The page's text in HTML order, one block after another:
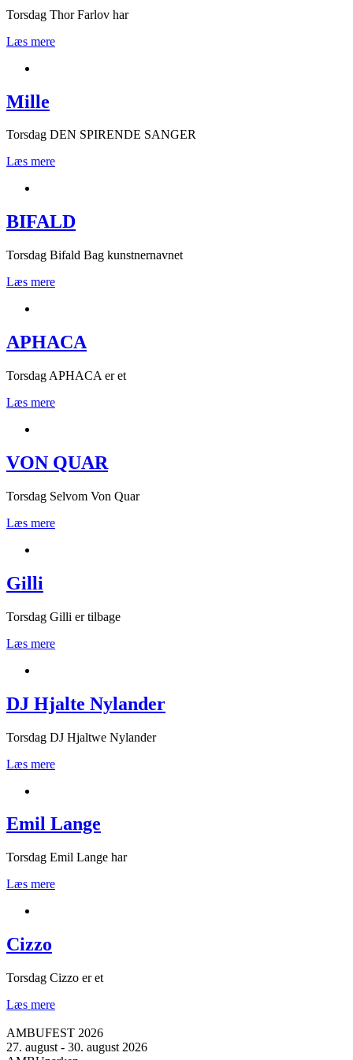
Torsdag Thor Farlov har
Læs mere
Mille
Torsdag DEN SPIRENDE SANGER
Læs mere
BIFALD
Torsdag Bifald Bag kunstnernavnet
Læs mere
APHACA
Torsdag APHACA er et
Læs mere
VON QUAR
Torsdag Selvom Von Quar
Læs mere
Gilli
Torsdag Gilli er tilbage
Læs mere
DJ Hjalte Nylander
Torsdag DJ Hjaltwe Nylander
Læs mere
Emil Lange
Torsdag Emil Lange har
Læs mere
Cizzo
Torsdag Cizzo er et
Læs mere
AMBUFEST 2026
27. august - 30. august 2026